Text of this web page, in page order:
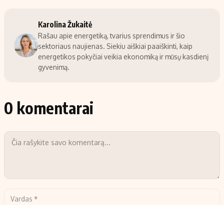
Karolina Žukaitė
Rašau apie energetiką, tvarius sprendimus ir šio
sektoriaus naujienas. Siekiu aiškiai paaiškinti, kaip
energetikos pokyčiai veikia ekonomiką ir mūsų kasdienį
gyvenimą.
0 komentarai